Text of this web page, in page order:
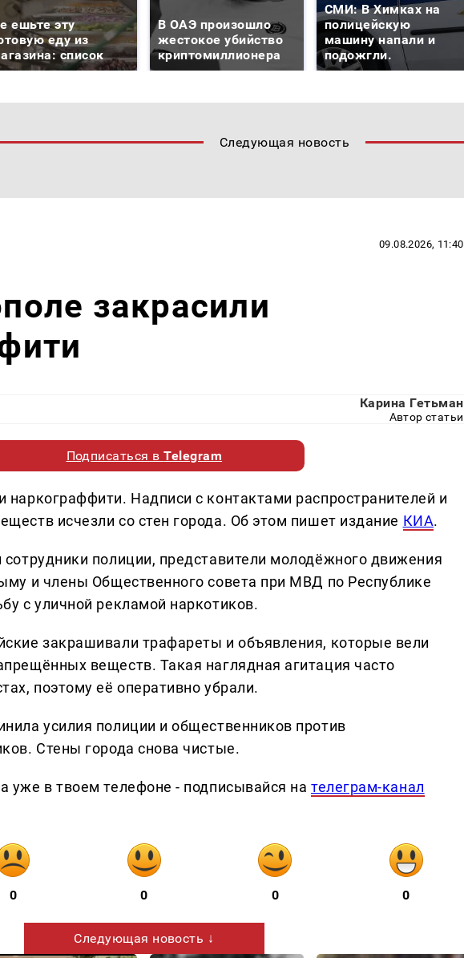
ешьте эту
еду из
список
В ОАЭ произошло
жестокое убийство
криптомиллионера
СМИ: В Химках на
полицейскую
машину напали и
подожгли.
Следующая новость
09.08.2026, 11:40
закрасили
Карина Гетьман
Автор статьи
Подписаться вTelegram
Надписи с контактами распространителей и
исчезли со стен города. Об этом пишет издание КИА.
полиции, представители молодёжного движения
и члены Общественного совета при МВД по Республике
с уличной рекламой наркотиков.
закрашивали трафареты и объявления, которые вели
веществ. Такая наглядная агитация часто
поэтому её оперативно убрали.
усилия полиции и общественников против
Стены города снова чистые.
уже в твоем телефоне - подписывайся нателеграм-канал
0 0 0 0
Следующая новость ↓